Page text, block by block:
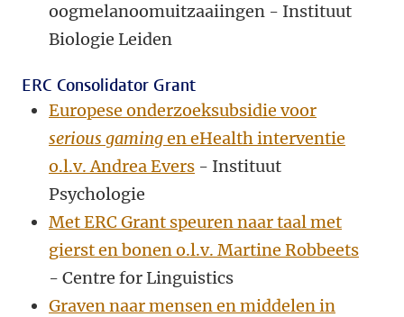
oogmelanoomuitzaaiingen - Instituut
Biologie Leiden
ERC Consolidator Grant
Europese onderzoeksubsidie voor
serious gamingen eHealth interventie
o.l.v. Andrea Evers - Instituut
Psychologie
Met ERC Grant speuren naar taal met
gierst en bonen o.l.v. Martine Robbeets
- Centre for Linguistics
Graven naar mensen en middelen in